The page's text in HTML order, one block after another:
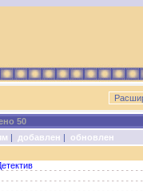
50
| добавлен | обновлен